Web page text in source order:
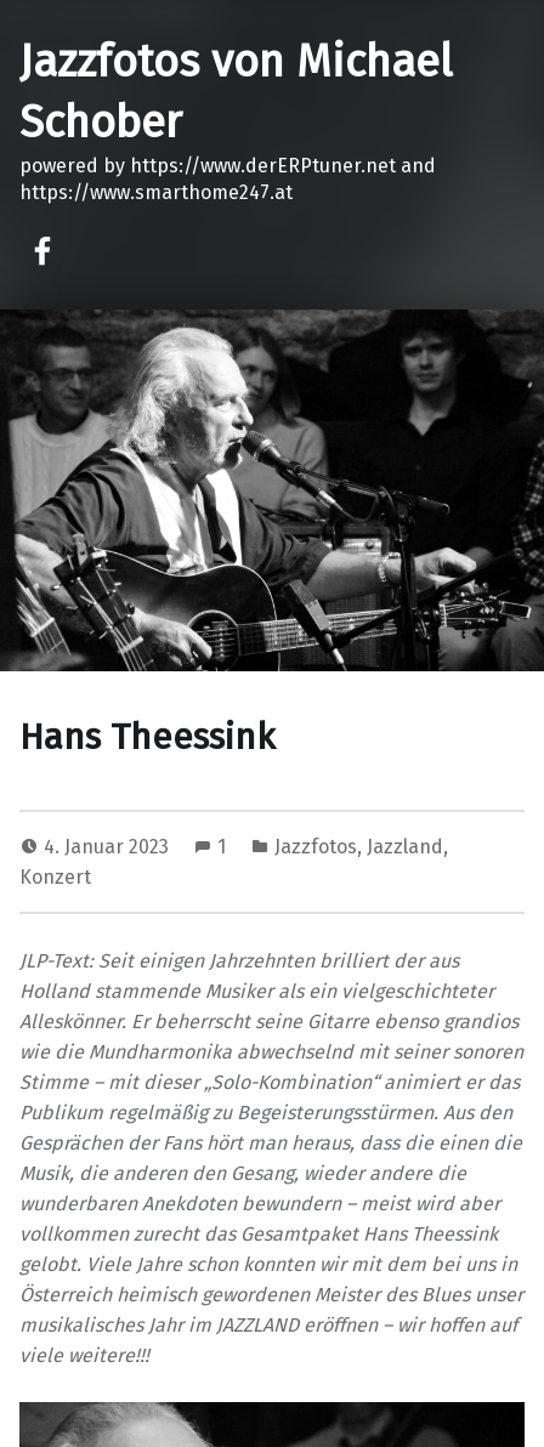
Jazzfotos von Michael
Schober
powered by https://www.derERPtuner.net and
https://www.smarthome247.at
Hans Theessink
4. Januar 2023 1 Jazzfotos, Jazzland,
Konzert
JLP-Text: Seit einigen Jahrzehnten brilliert der aus
Holland stammende Musiker als ein vielgeschichteter
Alleskönner. Er beherrscht seine Gitarre ebenso grandios
wie die Mundharmonika abwechselnd mit seiner sonoren
Stimme – mit dieser „Solo-Kombination“ animiert er das
Publikum regelmäßig zu Begeisterungsstürmen. Aus den
Gesprächen der Fans hört man heraus, dass die einen die
Musik, die anderen den Gesang, wieder andere die
wunderbaren Anekdoten bewundern – meist wird aber
vollkommen zurecht das Gesamtpaket Hans Theessink
gelobt. Viele Jahre schon konnten wir mit dem bei uns in
Österreich heimisch gewordenen Meister des Blues unser
musikalisches Jahr im JAZZLAND eröffnen – wir hoffen auf
viele weitere!!!